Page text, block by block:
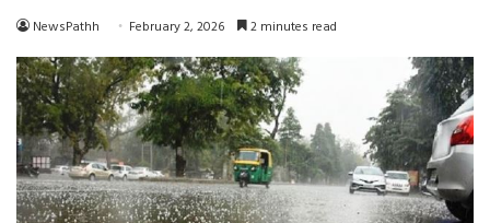
NewsPathh February 2, 2026 2 minutes read